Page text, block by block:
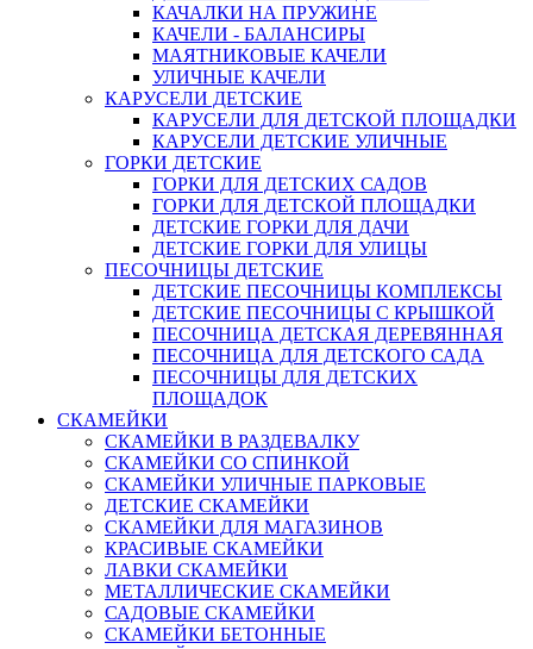
КАЧАЛКИ НА ПРУЖИНЕ
КАЧЕЛИ - БАЛАНСИРЫ
МАЯТНИКОВЫЕ КАЧЕЛИ
УЛИЧНЫЕ КАЧЕЛИ
КАРУСЕЛИ ДЕТСКИЕ
КАРУСЕЛИ ДЛЯ ДЕТСКОЙ ПЛОЩАДКИ
КАРУСЕЛИ ДЕТСКИЕ УЛИЧНЫЕ
ГОРКИ ДЕТСКИЕ
ГОРКИ ДЛЯ ДЕТСКИХ САДОВ
ГОРКИ ДЛЯ ДЕТСКОЙ ПЛОЩАДКИ
ДЕТСКИЕ ГОРКИ ДЛЯ ДАЧИ
ДЕТСКИЕ ГОРКИ ДЛЯ УЛИЦЫ
ПЕСОЧНИЦЫ ДЕТСКИЕ
ДЕТСКИЕ ПЕСОЧНИЦЫ КОМПЛЕКСЫ
ДЕТСКИЕ ПЕСОЧНИЦЫ С КРЫШКОЙ
ПЕСОЧНИЦА ДЕТСКАЯ ДЕРЕВЯННАЯ
ПЕСОЧНИЦА ДЛЯ ДЕТСКОГО САДА
ПЕСОЧНИЦЫ ДЛЯ ДЕТСКИХ
ПЛОЩАДОК
СКАМЕЙКИ
СКАМЕЙКИ В РАЗДЕВАЛКУ
СКАМЕЙКИ СО СПИНКОЙ
СКАМЕЙКИ УЛИЧНЫЕ ПАРКОВЫЕ
ДЕТСКИЕ СКАМЕЙКИ
СКАМЕЙКИ ДЛЯ МАГАЗИНОВ
КРАСИВЫЕ СКАМЕЙКИ
ЛАВКИ СКАМЕЙКИ
МЕТАЛЛИЧЕСКИЕ СКАМЕЙКИ
САДОВЫЕ СКАМЕЙКИ
СКАМЕЙКИ БЕТОННЫЕ